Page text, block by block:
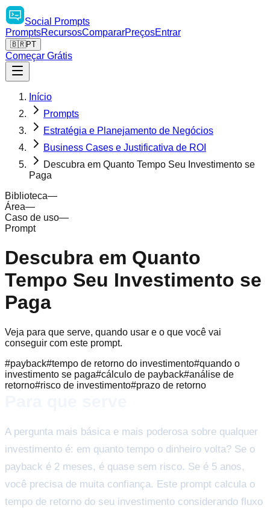
Social
Prompts
PromptsRecursosCompararPreçosEntrar
🇧🇷PT
Começar Grátis
Início
Prompts
Estratégia e Planejamento de Negócios
Business Cases e Justificativa de ROI
Descubra em Quanto Tempo Seu Investimento se
Paga
Biblioteca—
Área—
Caso de uso—
Prompt
Descubra em Quanto
Tempo Seu Investimento se
Paga
Veja para que serve, quando usar e o que você vai
conseguir com este prompt.
#payback#tempo de retorno do investimento#quando o
investimento se paga#cálculo de payback#análise de
retorno#risco de investimento#prazo de retorno
A pergunta mais básica e mais poderosa sobre qualquer
investimento é: em quanto tempo o dinheiro volta? Se o
payback é 2 meses, é quase sem risco. Se é 5 anos,
você precisa de muita confiança. Este prompt calcula o
tempo de retorno do seu investimento considerando fluxo